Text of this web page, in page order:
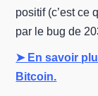
positif (c’est ce
par le bug de
➤ En savoir
Bitcoin.